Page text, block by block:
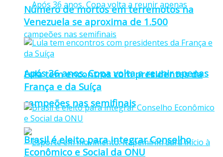
Após 36 anos, Copa volta a reunir apenas
campeões nas semifinais
Número de mortos em terremotos na
Venezuela se aproxima de 1.500
Lula tem encontros com presidentes da
França e da Suíça
Brasil é eleito para integrar Conselho
Econômico e Social da ONU